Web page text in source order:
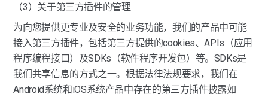
（3）关于第三方插件的管理
为向您提供更专业及安全的业务功能，我们的产品中可能
接入第三方插件，包括第三方提供的cookies、APIs（应用
程序编程接口）及SDKs（软件程序开发包）等。SDKs是
我们共享信息的方式之一。根据法律法规要求，我们在
Android系统和iOS系统产品中存在的第三方插件披露如